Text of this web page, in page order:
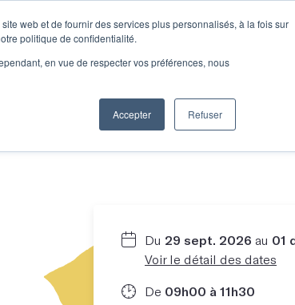
web et de fournir des services plus personnalisés, à la fois sur
politique de confidentialité.
en vue de respecter vos préférences, nous
Accepter Refuser
Se connecter Je
Entreprises
Du 29 sept. 2026 au 01
Voir le détail des dates
De 09h00 à 11h30